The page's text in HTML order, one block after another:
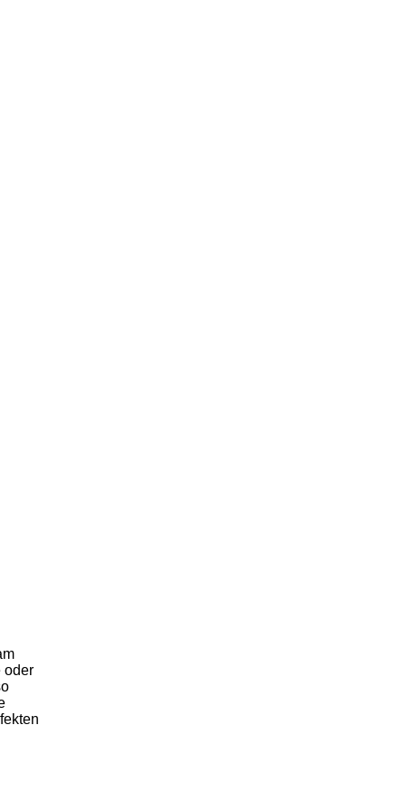
oder